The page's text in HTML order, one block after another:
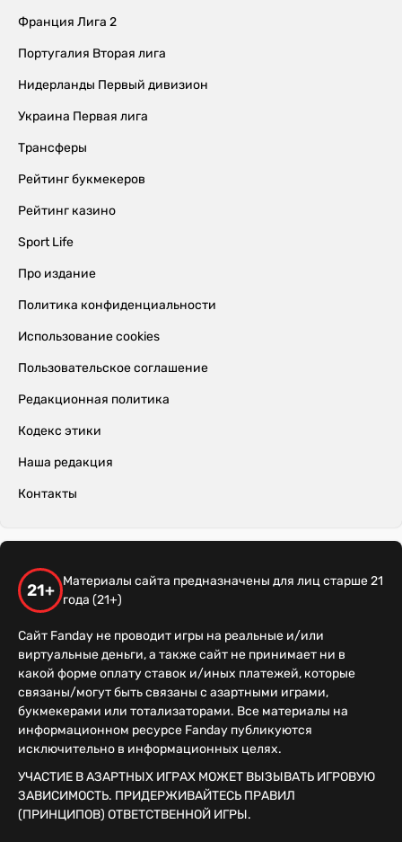
Франция Лига 2
Португалия Вторая лига
Нидерланды Первый дивизион
Украина Первая лига
Трансферы
Рейтинг букмекеров
Рейтинг казино
Sport Life
Про издание
Политика конфиденциальности
Использование cookies
Пользовательское соглашение
Редакционная политика
Кодекс этики
Наша редакция
Контакты
21+
Материалы сайта предназначены для лиц старше 21
года (21+)
Сайт Fanday не проводит игры на реальные и/или
виртуальные деньги, а также сайт не принимает ни в
какой форме оплату ставок и/иных платежей, которые
связаны/могут быть связаны с азартными играми,
букмекерами или тотализаторами. Все материалы на
информационном ресурсе Fanday публикуются
исключительно в информационных целях.
УЧАСТИЕ В АЗАРТНЫХ ИГРАХ МОЖЕТ ВЫЗЫВАТЬ ИГРОВУЮ
ЗАВИСИМОСТЬ. ПРИДЕРЖИВАЙТЕСЬ ПРАВИЛ
(ПРИНЦИПОВ) ОТВЕТСТВЕННОЙ ИГРЫ.